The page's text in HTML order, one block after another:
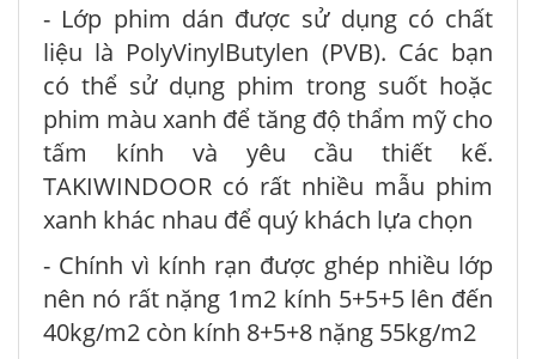
- Lớp phim dán được sử dụng có chất
liệu là PolyVinylButylen (PVB). Các bạn
có thể sử dụng phim trong suốt hoặc
phim màu xanh để tăng độ thẩm mỹ cho
tấm kính và yêu cầu thiết kế.
TAKIWINDOOR có rất nhiều mẫu phim
xanh khác nhau để quý khách lựa chọn
- Chính vì kính rạn được ghép nhiều lớp
nên nó rất nặng 1m2 kính 5+5+5 lên đến
40kg/m2 còn kính 8+5+8 nặng 55kg/m2